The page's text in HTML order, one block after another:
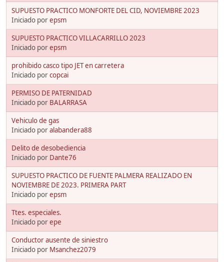
SUPUESTO PRACTICO MONFORTE DEL CID, NOVIEMBRE 2023
Iniciado porepsm
SUPUESTO PRACTICO VILLACARRILLO 2023
Iniciado porepsm
prohibido casco tipo JET en carretera
Iniciado porcopcai
PERMISO DE PATERNIDAD
Iniciado por BALARRASA
Vehiculo de gas
Iniciado poralabandera88
Delito de desobediencia
Iniciado por Dante76
SUPUESTO PRACTICO DE FUENTE PALMERA REALIZADO EN
NOVIEMBRE DE 2023. PRIMERA PART
Iniciado porepsm
Ttes. especiales.
Iniciado porepe
Conductor ausente de siniestro
Iniciado por Msanchez2079